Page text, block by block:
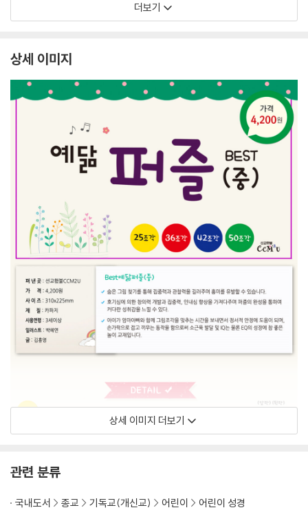
더보기
상세 이미지
상세 이미지 더보기
관련 분류
국내도서 종교 기독교(개신교) 어린이
어린이 성경